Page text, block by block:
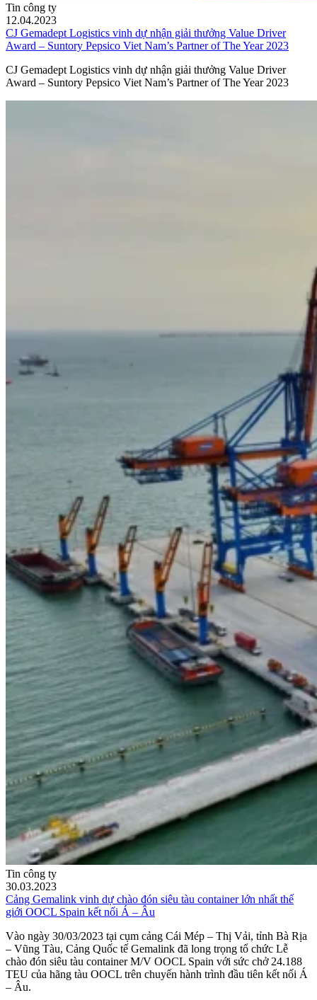
Tin công ty
12.04.2023
CJ Gemadept Logistics vinh dự nhận giải thưởng Value Driver
Award – Suntory Pepsico Viet Nam’s Partner of The Year 2023
CJ Gemadept Logistics vinh dự nhận giải thưởng Value Driver
Award – Suntory Pepsico Viet Nam’s Partner of The Year 2023
Tin công ty
30.03.2023
Cảng Gemalink vinh dự chào đón siêu tàu container lớn nhất thế
giới OOCL Spain kết nối Á – Âu
Vào ngày 30/03/2023 tại cụm cảng Cái Mép – Thị Vải, tỉnh Bà Rịa
– Vũng Tàu, Cảng Quốc tế Gemalink đã long trọng tổ chức Lễ
chào đón siêu tàu container M/V OOCL Spain với sức chở 24.188
TEU của hãng tàu OOCL trên chuyến hành trình đầu tiên kết nối Á
– Âu.